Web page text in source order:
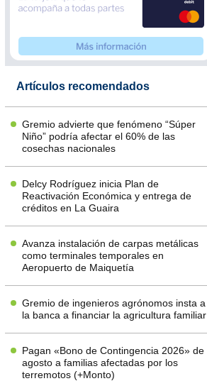
Artículos recomendados
Gremio advierte que fenómeno “Súper
Niño” podría afectar el 60% de las
cosechas nacionales
Delcy Rodríguez inicia Plan de
Reactivación Económica y entrega de
créditos en La Guaira
Avanza instalación de carpas metálicas
como terminales temporales en
Aeropuerto de Maiquetía
Gremio de ingenieros agrónomos insta a
la banca a financiar la agricultura familiar
Pagan «Bono de Contingencia 2026» de
agosto a familias afectadas por los
terremotos (+Monto)